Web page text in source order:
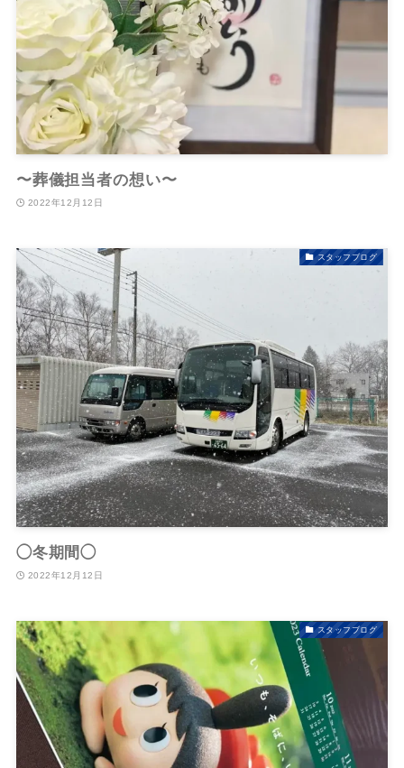
〜葬儀担当者の想い〜
2022年12月12日
スタッフブログ
◯冬期間◯
2022年12月12日
スタッフブログ